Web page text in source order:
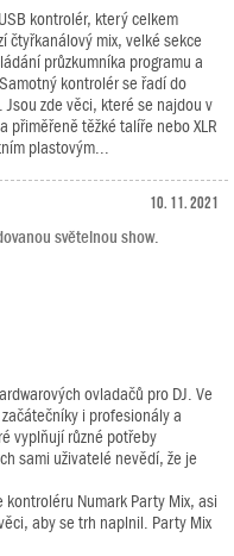
kontrolér, který celkem
čtyřkanálový mix, velké sekce
průzkumníka programu a
kontrolér se řadí do
zde věci, které se najdou v
přiměřeně těžké talíře nebo XLR
plastovým...
10. 11. 2021
světelnou show.
ovladačů pro DJ. Ve
i profesionály a
vyplňují různé potřeby
sami uživatelé nevědí, že je
Numark Party Mix, asi
aby se trh naplnil. Party Mix